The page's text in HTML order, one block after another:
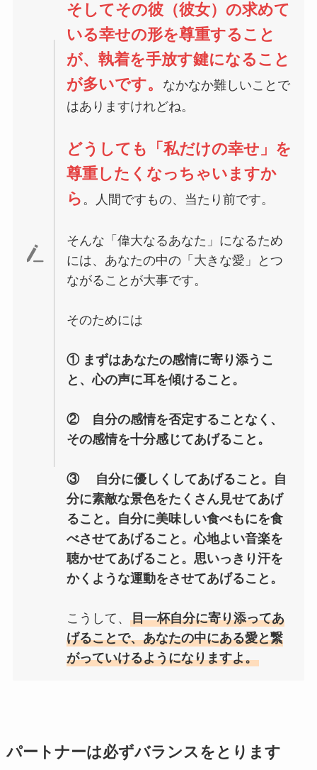
そしてその彼（彼女）の求めて
いる幸せの形を尊重すること
が、執着を手放す鍵になること
が多いです。
なかなか難しいことで
はありますけれどね。
どうしても「私だけの幸せ」を
尊重したくなっちゃいますか
ら 。人間ですもの、当たり前です。
そんな「偉大なるあなた」になるため
には、あなたの中の「大きな愛」とつ
ながることが大事です。
そのためには
① まずはあなたの感情に寄り添うこ
と、心の声に耳を傾けること。
② 自分の感情を否定することなく、
その感情を十分感じてあげること。
③ 自分に優しくしてあげること。自
分に素敵な景色をたくさん見せてあげ
ること。自分に美味しい食べもにを食
べさせてあげること。心地よい音楽を
聴かせてあげること。思いっきり汗を
かくような運動をさせてあげること。
こうして、目一杯自分に寄り添ってあ
げることで、あなたの中にある愛と繋
がっていけるようになりますよ。
パートナーは必ずバランスをとります